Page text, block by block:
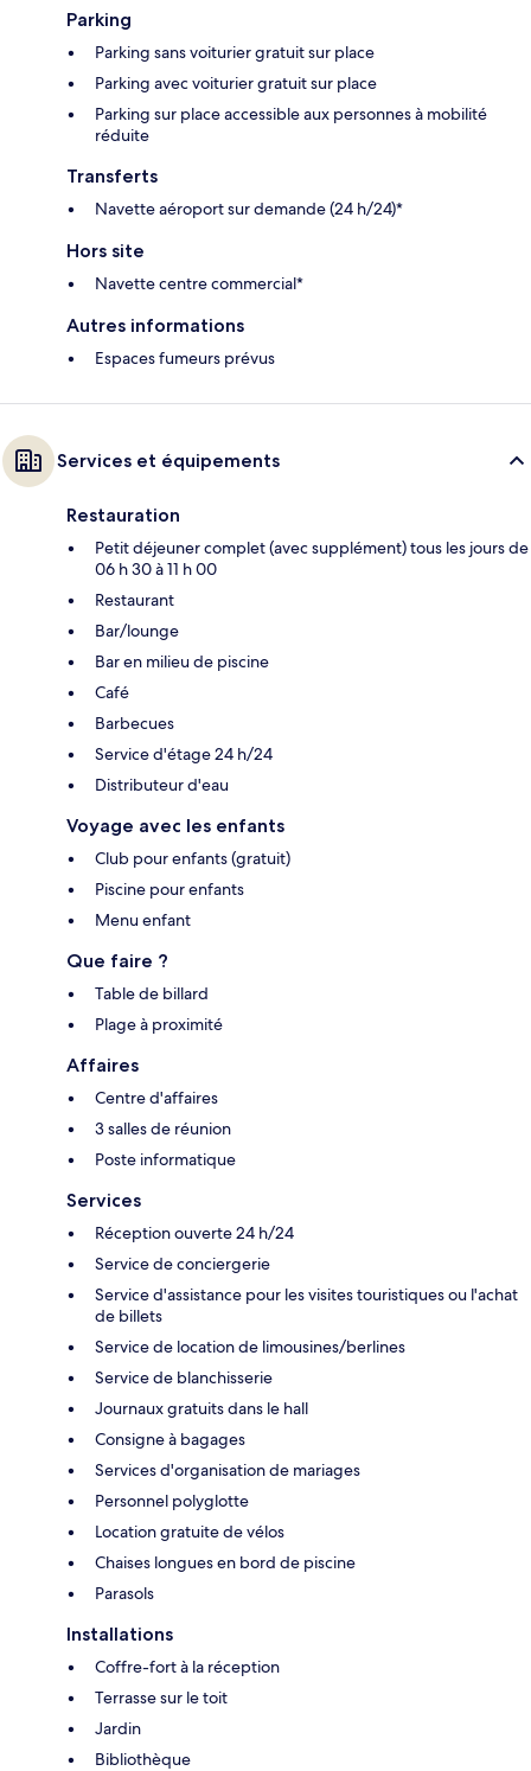
Parking
Parking sans voiturier gratuit sur place
Parking avec voiturier gratuit sur place
Parking sur place accessible aux personnes à mobilité
réduite
Transferts
Navette aéroport sur demande (24 h/24)*
Hors site
Navette centre commercial*
Autres informations
Espaces fumeurs prévus
Services et équipements
Restauration
Petit déjeuner complet (avec supplément) tous les jours de
06 h 30 à 11 h 00
Restaurant
Bar/lounge
Bar en milieu de piscine
Café
Barbecues
Service d'étage 24 h/24
Distributeur d'eau
Voyage avec les enfants
Club pour enfants (gratuit)
Piscine pour enfants
Menu enfant
Que faire ?
Table de billard
Plage à proximité
Affaires
Centre d'affaires
3 salles de réunion
Poste informatique
Services
Réception ouverte 24 h/24
Service de conciergerie
Service d'assistance pour les visites touristiques ou l'achat
de billets
Service de location de limousines/berlines
Service de blanchisserie
Journaux gratuits dans le hall
Consigne à bagages
Services d'organisation de mariages
Personnel polyglotte
Location gratuite de vélos
Chaises longues en bord de piscine
Parasols
Installations
Coffre-fort à la réception
Terrasse sur le toit
Jardin
Bibliothèque